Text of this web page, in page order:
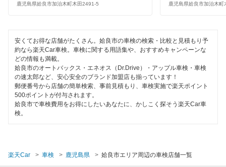
垂水市
枕崎市
南九州市
南さつま市
鹿児島県姶良市加治木町木田2491-5
鹿児島県姶良市加治木町
安くてお得な店舗がたくさん。姶良市の車検の検索・比較と見積もり予
約なら楽天Car車検。車検に関する用語集や、おすすめキャンペーンな
どの情報も満載。
姶良市のオートバックス・エネオス（Dr.Drive）・アップル車検・車検
の速太郎など、安心安全のブランド加盟店も揃っています！
郵便番号から店舗の簡単検索、事前見積もり、車検実施で楽天ポイント
500ポイントが付与されます。
姶良市で車検費用をお得にしたいあなたに、かしこく探そう楽天Car車
検。
楽天Car 車検 鹿児島県 姶良市エリア周辺の車検店舗一覧